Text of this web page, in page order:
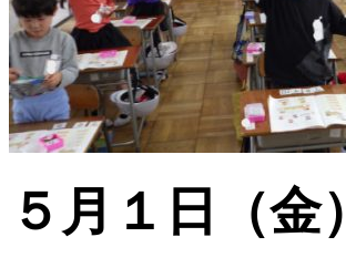
５月１日（金）